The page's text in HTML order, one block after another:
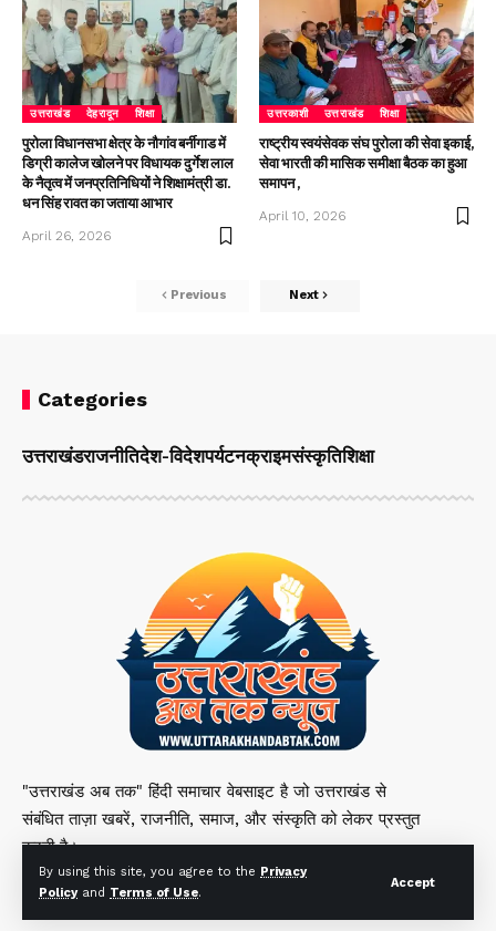
By using this site, you agree to the Privacy
Policyand Terms of Use.
Accept
उत्तराखंड देहरादून शिक्षा
पुरोला विधानसभा क्षेत्र के नौगांव बर्नीगाड में
डिग्री कालेज खोलने पर विधायक दुर्गेश लाल
के नैतृत्व में जनप्रतिनिधियों ने शिक्षामंत्री डा.
धन सिंह रावत का जताया आभार
April 26, 2026
उत्तरकाशी उत्तराखंड शिक्षा
राष्ट्रीय स्वयंसेवक संघ पुरोला की सेवा इकाई,
सेवा भारती की मासिक समीक्षा बैठक का हुआ
समापन ,
April 10, 2026
Previous Next
Categories
उत्तराखंडराजनीतिदेश-विदेशपर्यटनक्राइमसंस्कृतिशिक्षा
"उत्तराखंड अब तक" हिंदी समाचार वेबसाइट है जो उत्तराखंड से
संबंधित ताज़ा खबरें, राजनीति, समाज, और संस्कृति को लेकर प्रस्तुत
करती है।